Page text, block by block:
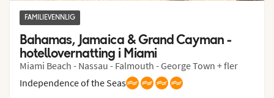
FAMILIEVENNLIG
Bahamas, Jamaica & Grand Cayman -
hotellovernatting i Miami
Miami Beach - Nassau - Falmouth - George Town + fler
Independence of the Seas